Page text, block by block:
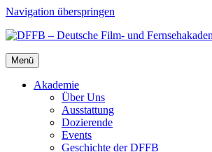
Navigation überspringen
Menü
Aka­de­mie
Über Uns
Aus­stat­tung
Dozie­ren­de
Events
Geschich­te der DFFB